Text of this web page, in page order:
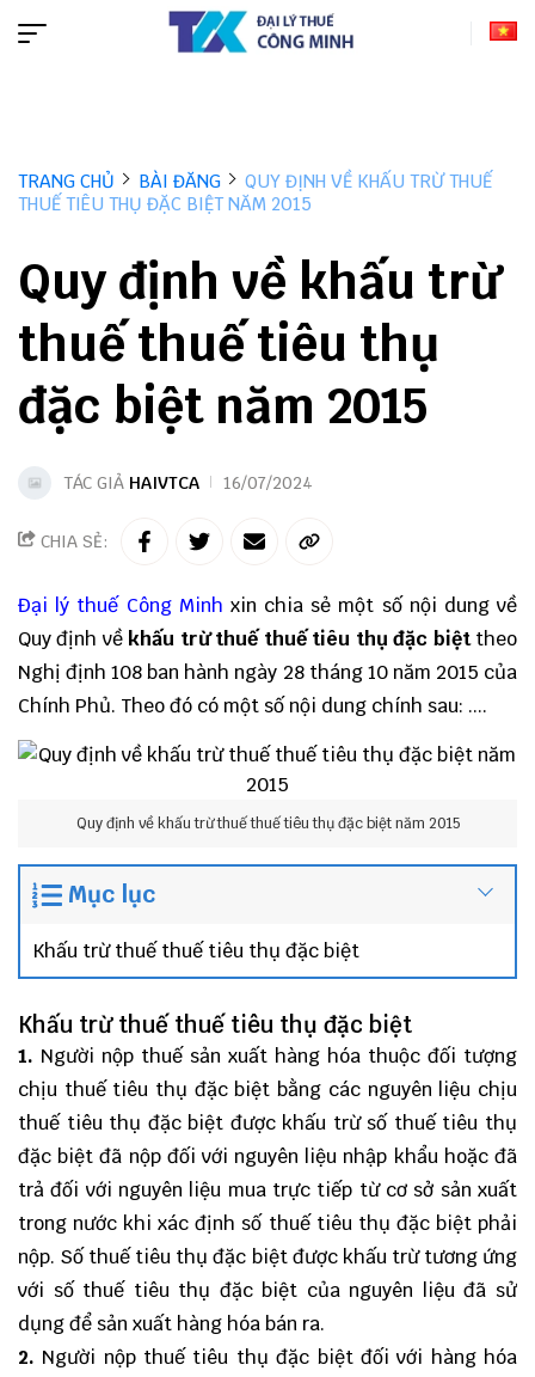
TRANG CHỦ BÀI ĐĂNG
QUY ĐỊNH VỀ KHẤU TRỪ THUẾ
THUẾ TIÊU THỤ ĐẶC BIỆT NĂM 2015
Quy định về khấu trừ
thuế thuế tiêu thụ
đặc biệt năm 2015
TÁC GIẢ HAIVTCA 16/07/2024
CHIA SẺ:
Đại lý thuế Công Minh xin chia sẻ một số nội dung về
Quy định về khấu trừ thuế thuế tiêu thụ đặc biệttheo
Nghị định 108 ban hành ngày 28 tháng 10 năm 2015 của
Chính Phủ. Theo đó có một số nội dung chính sau: ....
Quy định về khấu trừ thuế thuế tiêu thụ đặc biệt năm 2015
Mục lục
Khấu trừ thuế thuế tiêu thụ đặc biệt
Khấu trừ thuế thuế tiêu thụ đặc biệt
1. Người nộp thuế sản xuất hàng hóa thuộc đối tượng
chịu thuế tiêu thụ đặc biệt bằng các nguyên liệu chịu
thuế tiêu thụ đặc biệt được khấu trừ số thuế tiêu thụ
đặc biệt đã nộp đối với nguyên liệu nhập khẩu hoặc đã
trả đối với nguyên liệu mua trực tiếp từ cơ sở sản xuất
trong nước khi xác định số thuế tiêu thụ đặc biệt phải
nộp. Số thuế tiêu thụ đặc biệt được khấu trừ tương ứng
với số thuế tiêu thụ đặc biệt của nguyên liệu đã sử
dụng để sản xuất hàng hóa bán ra.
2. Người nộp thuế tiêu thụ đặc biệt đối với hàng hóa